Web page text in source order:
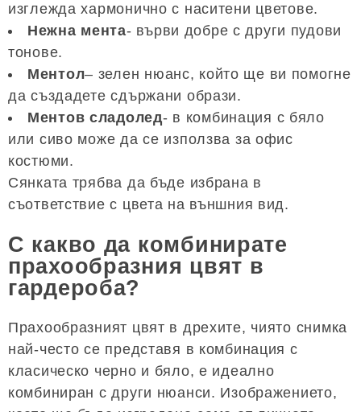
изглежда хармонично с наситени цветове.
Нежна мента- върви добре с други пудови
тонове.
Ментол– зелен нюанс, който ще ви помогне
да създадете сдържани образи.
Ментов сладолед- в комбинация с бяло
или сиво може да се използва за офис
костюми.
Сянката трябва да бъде избрана в
съответствие с цвета на външния вид.
С какво да комбинирате
прахообразния цвят в
гардероба?
Прахообразният цвят в дрехите, чиято снимка
най-често се представя в комбинация с
класическо черно и бяло, е идеално
комбиниран с други нюанси. Изображението,